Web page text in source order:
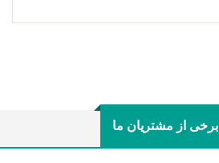
برخی از مشتریان ما